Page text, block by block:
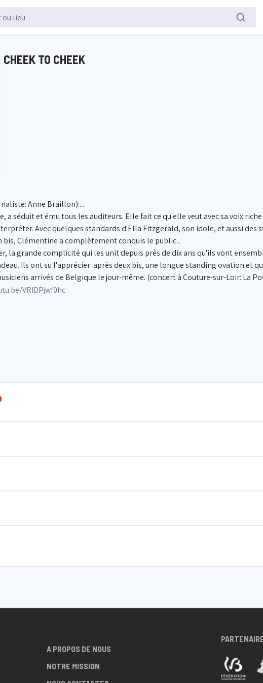
CHEEK TO CHEEK
Anne Braillon):...
a séduit et ému tous les auditeurs. Elle fait ce qu'elle veut avec sa voix
Avec quelques standards d'Ella Fitzgerald, son idole, et aussi des
Clémentine a complètement conquis le public...
la grande complicité qui les unit depuis près de dix ans qu'ils vont
Ils ont su l'apprécier: après deux bis, une longue standing ovation et
arrivés de Belgique le jour-même. (concert à Couture-sur-Loir: La
VRIDPjwf0hc
A PROPOS DE NOUS
NOTRE MISSION